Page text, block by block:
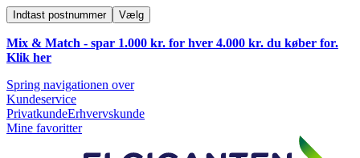
Indtast postnummer Vælg
Mix & Match - spar 1.000 kr. for hver 4.000 kr. du køber for.
Klik her
Spring navigationen over
Kundeservice
PrivatkundeErhvervskunde
Mine favoritter